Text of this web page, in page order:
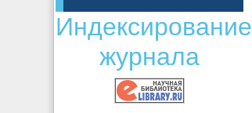
Индексирование
журнала